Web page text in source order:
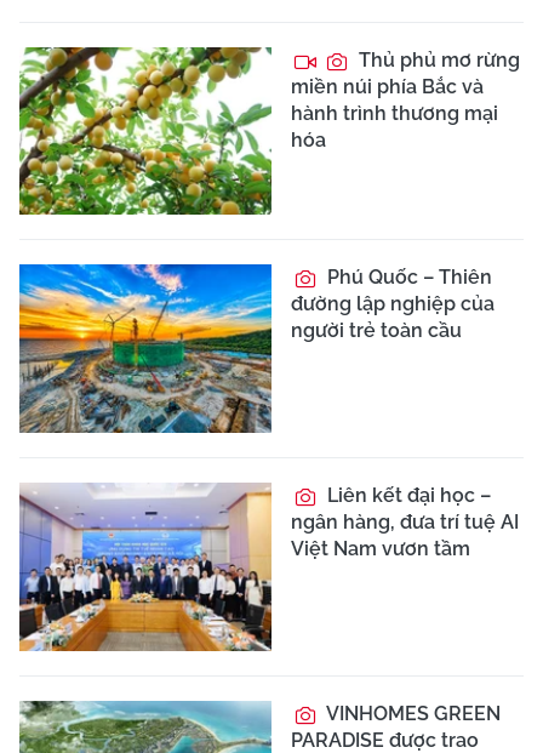
Thủ phủ mơ rừng
miền núi phía Bắc và
hành trình thương mại
hóa
Phú Quốc – Thiên
đường lập nghiệp của
người trẻ toàn cầu
Liên kết đại học –
ngân hàng, đưa trí tuệ AI
Việt Nam vươn tầm
VINHOMES GREEN
PARADISE được trao